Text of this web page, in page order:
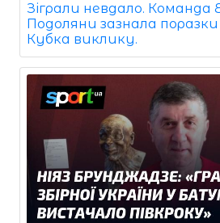
Зіграли невдало. Команда
Подоляни зазнала
Кубка виклику.